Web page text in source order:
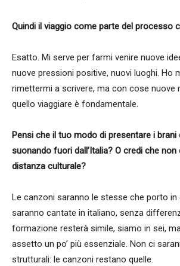
Quindi il viaggio come parte del processo
Esatto. Mi serve per farmi venire nuove
nuove pressioni positive, nuovi luoghi. Ho
rimettermi a scrivere, ma con cose nuove
quello viaggiare è fondamentale.
Pensi che il tuo modo di presentare i brani
suonando fuori dall’Italia? O credi che
distanza culturale?
Le canzoni saranno le stesse che porto in
saranno cantate in italiano, senza
formazione resterà simile, siamo in sei,
assetto un po’ più essenziale. Non ci
strutturali: le canzoni restano quelle.